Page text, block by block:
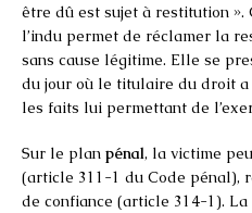
être dû est sujet à restitution
l’indu permet de réclamer la
sans cause légitime. Elle se
du jour où le titulaire du droit a
les faits lui permettant de
Sur le plan pénal, la victime
(article 311-1 du Code pénal),
de confiance (article 314-1).